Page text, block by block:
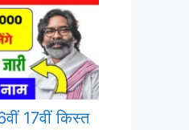
17वीं किस्त